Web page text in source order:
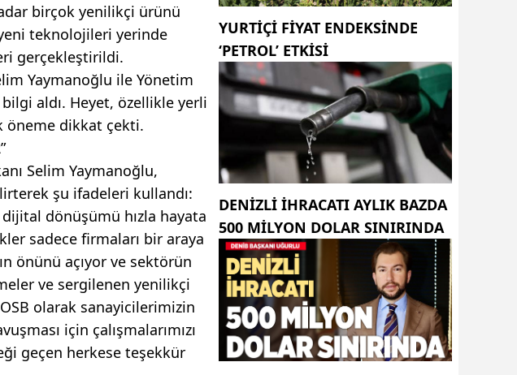
birçok yenilikçi ürünü
teknolojileri yerinde
gerçekleştirildi.
Yaymanoğlu ile Yönetim
aldı. Heyet, özellikle yerli
öneme dikkat çekti.
Selim Yaymanoğlu,
şu ifadeleri kullandı:
dönüşümü hızla hayata
sadece firmaları bir araya
önünü açıyor ve sektörün
ve sergilenen yenilikçi
olarak sanayicilerimizin
için çalışmalarımızı
geçen herkese teşekkür
YURTIÇI FIYAT ENDEKSINDE
‘PETROL’ ETKISI
DENIZLI IHRACATI AYLIK BAZDA
500 MILYON DOLAR SINIRINDA